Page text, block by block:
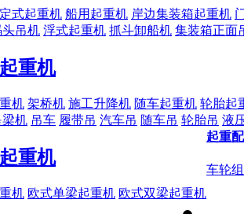
式起重机 船用起重机 岸边集装箱起重机
头吊机 浮式起重机 抓斗卸船机 集装箱正面
重机
机 架桥机 施工升降机 随车起重机 轮胎起
梁机 吊车 履带吊 汽车吊 随车吊 轮胎吊 液
重机
机 欧式单梁起重机 欧式双梁起重机
起重
车轮组